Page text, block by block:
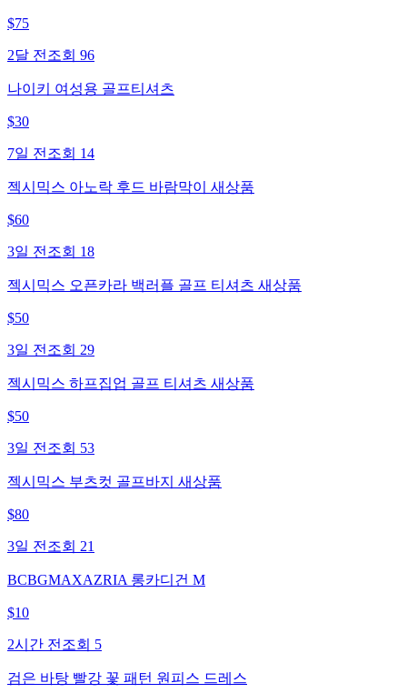
$75
2달 전 조회 96
나이키 여성용 골프티셔츠
$30
7일 전 조회 14
젝시믹스 아노락 후드 바람막이 새상품
$60
3일 전 조회 18
젝시믹스 오픈카라 백러플 골프 티셔츠 새상품
$50
3일 전 조회 29
젝시믹스 하프집업 골프 티셔츠 새상품
$50
3일 전 조회 53
젝시믹스 부츠컷 골프바지 새상품
$80
3일 전 조회 21
BCBGMAXAZRIA 롱카디건 M
$10
2시간 전 조회 5
검은 바탕 빨강 꽃 패턴 원피스 드레스